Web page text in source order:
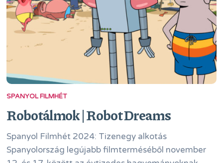
SPANYOL FILMHÉT
Robotálmok | Robot Dreams
Spanyol Filmhét 2024: Tizenegy alkotás
Spanyolország legújabb filmterméséből november